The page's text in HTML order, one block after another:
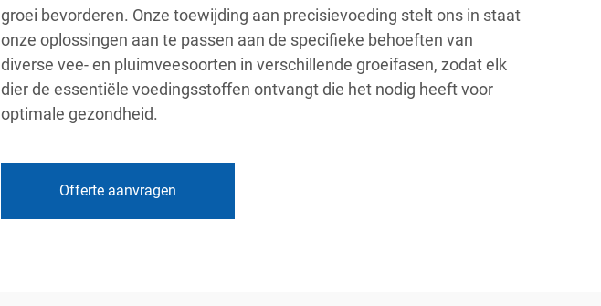
groei bevorderen. Onze toewijding aan precisievoeding stelt ons in staat
onze oplossingen aan te passen aan de specifieke behoeften van
diverse vee- en pluimveesoorten in verschillende groeifasen, zodat elk
dier de essentiële voedingsstoffen ontvangt die het nodig heeft voor
optimale gezondheid.
Offerte aanvragen